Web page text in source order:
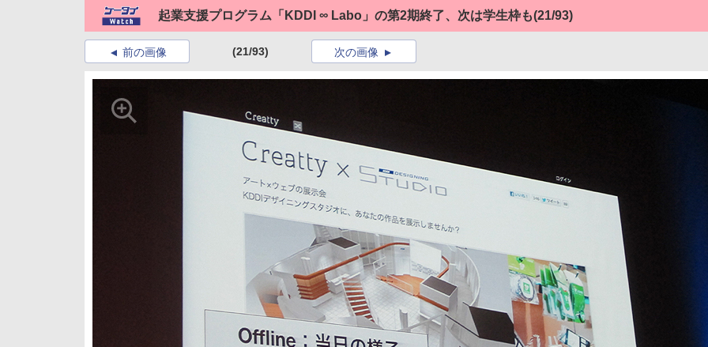
起業支援プログラム「KDDI ∞ Labo」の第2期終了、次は学生枠も(21/93)
前の画像 (21/93) 次の画像